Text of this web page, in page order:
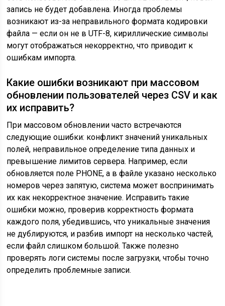
запись не будет добавлена. Иногда проблемы
возникают из-за неправильного формата кодировки
файла — если он не в UTF-8, кириллические символы
могут отображаться некорректно, что приводит к
ошибкам импорта.
Какие ошибки возникают при массовом
обновлении пользователей через CSV и как
их исправить?
При массовом обновлении часто встречаются
следующие ошибки: конфликт значений уникальных
полей, неправильное определение типа данных и
превышение лимитов сервера. Например, если
обновляется поле PHONE, а в файле указано несколько
номеров через запятую, система может воспринимать
их как некорректное значение. Исправить такие
ошибки можно, проверив корректность формата
каждого поля, убедившись, что уникальные значения
не дублируются, и разбив импорт на несколько частей,
если файл слишком большой. Также полезно
проверять логи системы после загрузки, чтобы точно
определить проблемные записи.